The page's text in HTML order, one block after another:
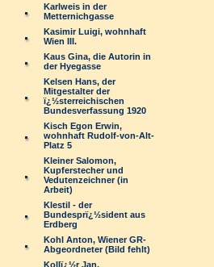
Karlweis in der
Metternichgasse
Kasimir Luigi, wohnhaft
Wien III.
Kaus Gina, die Autorin in
der Hyegasse
Kelsen Hans, der
Mitgestalter der
ï¿½sterreichischen
Bundesverfassung 1920
Kisch Egon Erwin,
wohnhaft Rudolf-von-Alt-
Platz 5
Kleiner Salomon,
Kupferstecher und
Vedutenzeichner (in
Arbeit)
Klestil - der
Bundesprï¿½sident aus
Erdberg
Kohl Anton, Wiener GR-
Abgeordneter (Bild fehlt)
Kollï¿½r Jan,